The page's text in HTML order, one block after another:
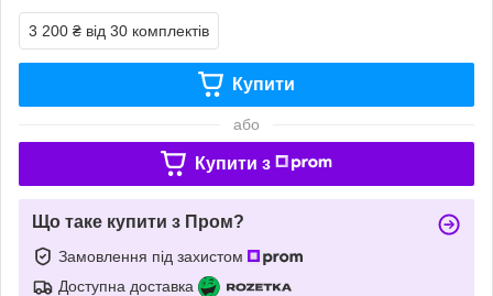
3 200 ₴ від 30 комплектів
Купити
або
Купити з
Що таке купити з Пром?
Замовлення під захистом
Доступна доставка